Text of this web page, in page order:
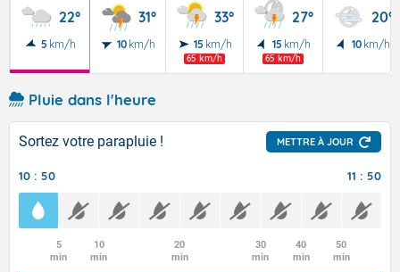
22°
5 km/h
31°
10 km/h
33°
15 km/h
65 km/h
27°
15 km/h
65 km/h
20°
10 km/h
Pluie dans l'heure
Sortez votre parapluie ! METTRE À JOUR
10 : 50 11 : 50
5
min
10
min
20
min
30
min
40
min
50
min